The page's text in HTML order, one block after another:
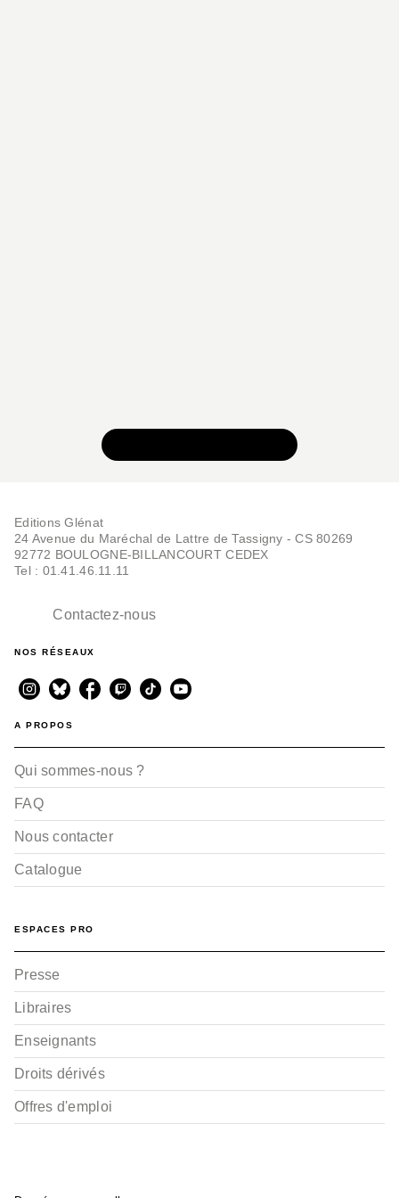
Editions Glénat
24 Avenue du Maréchal de Lattre de Tassigny - CS 80269
92772 BOULOGNE-BILLANCOURT CEDEX
Tel : 01.41.46.11.11
Contactez-nous
NOS RÉSEAUX
A PROPOS
Qui sommes-nous ?
FAQ
Nous contacter
Catalogue
ESPACES PRO
Presse
Libraires
Enseignants
Droits dérivés
Offres d'emploi